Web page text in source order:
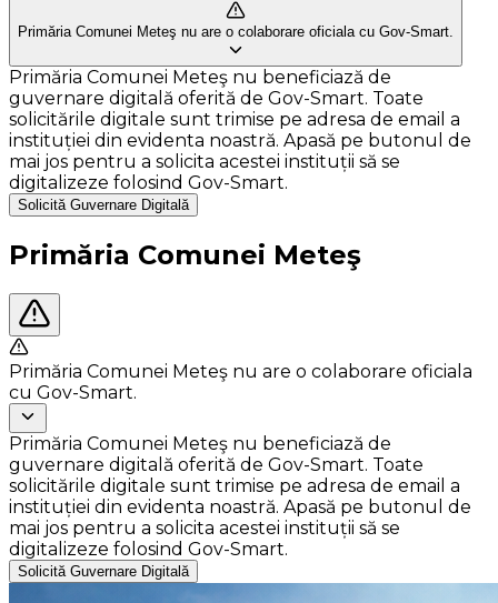
Primăria Comunei Meteş nu are o colaborare oficiala cu Gov-Smart.
Primăria Comunei Meteş nu beneficiază de
guvernare digitală oferită de Gov-Smart. Toate
solicitările digitale sunt trimise pe adresa de email a
instituției din evidenta noastră. Apasă pe butonul de
mai jos pentru a solicita acestei instituții să se
digitalizeze folosind Gov-Smart.
Solicită Guvernare Digitală
Primăria Comunei Meteş
Primăria Comunei Meteş nu are o colaborare oficiala
cu Gov-Smart.
Primăria Comunei Meteş nu beneficiază de
guvernare digitală oferită de Gov-Smart. Toate
solicitările digitale sunt trimise pe adresa de email a
instituției din evidenta noastră. Apasă pe butonul de
mai jos pentru a solicita acestei instituții să se
digitalizeze folosind Gov-Smart.
Solicită Guvernare Digitală